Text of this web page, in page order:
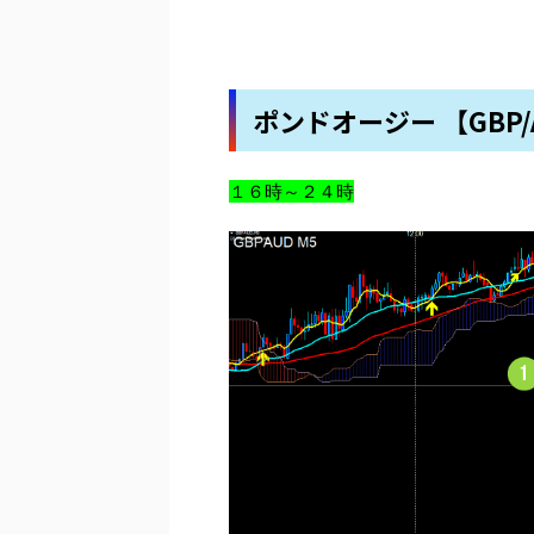
ポンドオージー 【
１６時～２４時